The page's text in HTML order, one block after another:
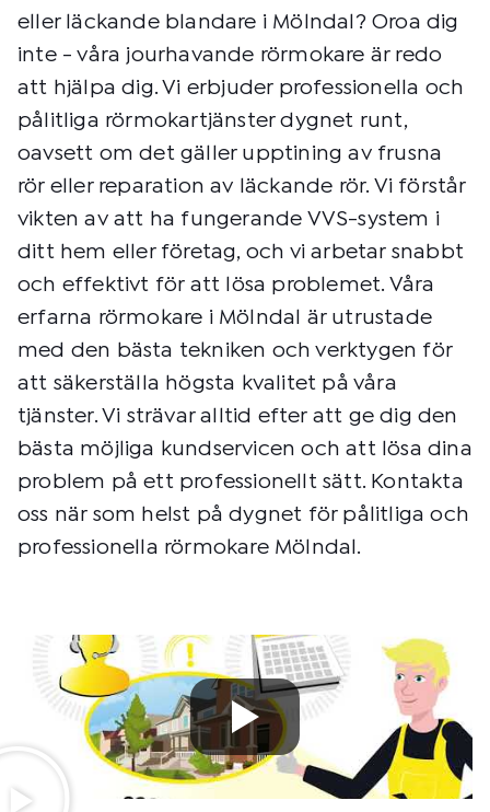
eller läckande blandare i Mölndal? Oroa dig
inte - våra jourhavande rörmokare är redo
att hjälpa dig. Vi erbjuder professionella och
pålitliga rörmokartjänster dygnet runt,
oavsett om det gäller upptining av frusna
rör eller reparation av läckande rör. Vi förstår
vikten av att ha fungerande VVS-system i
ditt hem eller företag, och vi arbetar snabbt
och effektivt för att lösa problemet. Våra
erfarna rörmokare i Mölndal är utrustade
med den bästa tekniken och verktygen för
att säkerställa högsta kvalitet på våra
tjänster. Vi strävar alltid efter att ge dig den
bästa möjliga kundservicen och att lösa dina
problem på ett professionellt sätt. Kontakta
oss när som helst på dygnet för pålitliga och
professionella rörmokare Mölndal.